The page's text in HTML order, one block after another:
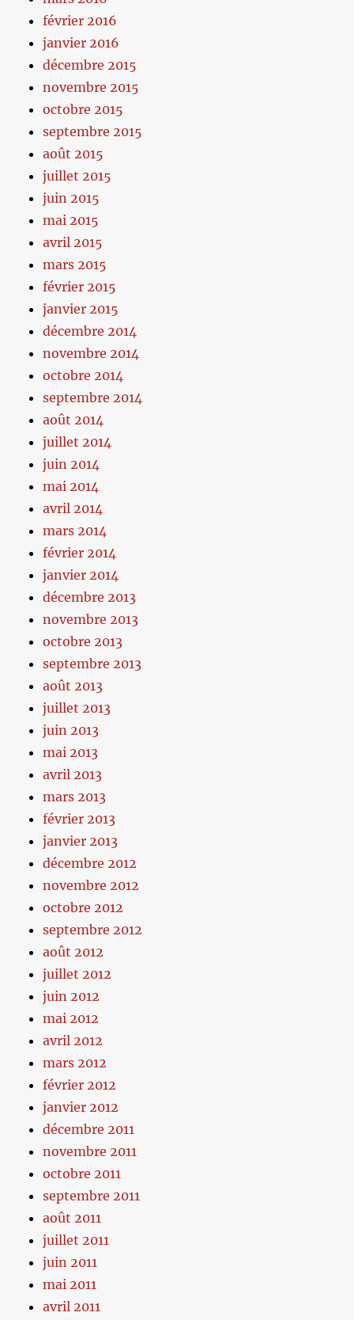
février 2016
janvier 2016
décembre 2015
novembre 2015
octobre 2015
septembre 2015
août 2015
juillet 2015
juin 2015
mai 2015
avril 2015
mars 2015
février 2015
janvier 2015
décembre 2014
novembre 2014
octobre 2014
septembre 2014
août 2014
juillet 2014
juin 2014
mai 2014
avril 2014
mars 2014
février 2014
janvier 2014
décembre 2013
novembre 2013
octobre 2013
septembre 2013
août 2013
juillet 2013
juin 2013
mai 2013
avril 2013
mars 2013
février 2013
janvier 2013
décembre 2012
novembre 2012
octobre 2012
septembre 2012
août 2012
juillet 2012
juin 2012
mai 2012
avril 2012
mars 2012
février 2012
janvier 2012
décembre 2011
novembre 2011
octobre 2011
septembre 2011
août 2011
juillet 2011
juin 2011
mai 2011
avril 2011